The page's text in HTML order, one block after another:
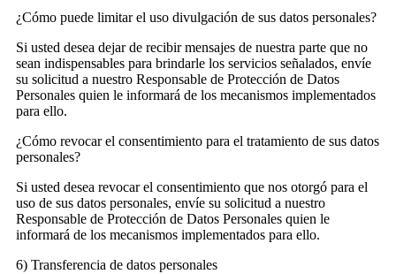
¿Cómo puede limitar el uso divulgación de sus datos personales?
Si usted desea dejar de recibir mensajes de nuestra parte que no
sean indispensables para brindarle los servicios señalados, envíe
su solicitud a nuestro Responsable de Protección de Datos
Personales quien le informará de los mecanismos implementados
para ello.
¿Cómo revocar el consentimiento para el tratamiento de sus datos
personales?
Si usted desea revocar el consentimiento que nos otorgó para el
uso de sus datos personales, envíe su solicitud a nuestro
Responsable de Protección de Datos Personales quien le
informará de los mecanismos implementados para ello.
6) Transferencia de datos personales